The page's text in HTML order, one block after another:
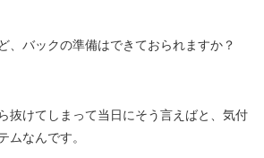
、バックの準備はできておられますか？
抜けてしまって当日にそう言えばと、気付
ムなんです。